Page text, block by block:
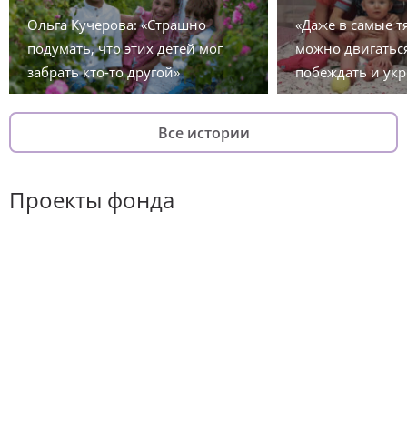
Ольга Кучерова: «Страшно
подумать, что этих детей мог
забрать кто-то другой»
«Даже в самые
можно
побеждать и
Все истории
Проекты фонда